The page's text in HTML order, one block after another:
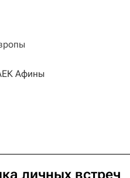
Афины
личных встреч